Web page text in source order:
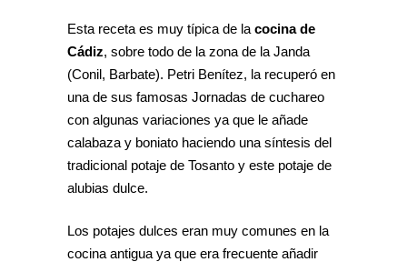
Esta receta es muy típica de la cocina de
Cádiz, sobre todo de la zona de la Janda
(Conil, Barbate). Petri Benítez, la recuperó en
una de sus famosas Jornadas de cuchareo
con algunas variaciones ya que le añade
calabaza y boniato haciendo una síntesis del
tradicional potaje de Tosanto y este potaje de
alubias dulce.
Los potajes dulces eran muy comunes en la
cocina antigua ya que era frecuente añadir